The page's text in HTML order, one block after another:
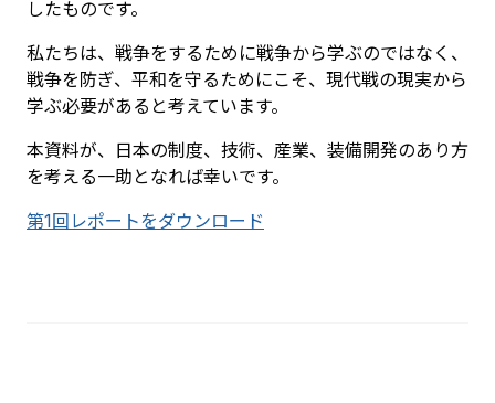
したものです。
私たちは、戦争をするために戦争から学ぶのではなく、
戦争を防ぎ、平和を守るためにこそ、現代戦の現実から
学ぶ必要があると考えています。
本資料が、日本の制度、技術、産業、装備開発のあり方
を考える一助となれば幸いです。
第1回レポートをダウンロード